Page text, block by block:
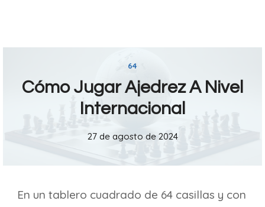
64
Cómo Jugar Ajedrez A Nivel
Internacional
27 de agosto de 2024
En un tablero cuadrado de 64 casillas y con